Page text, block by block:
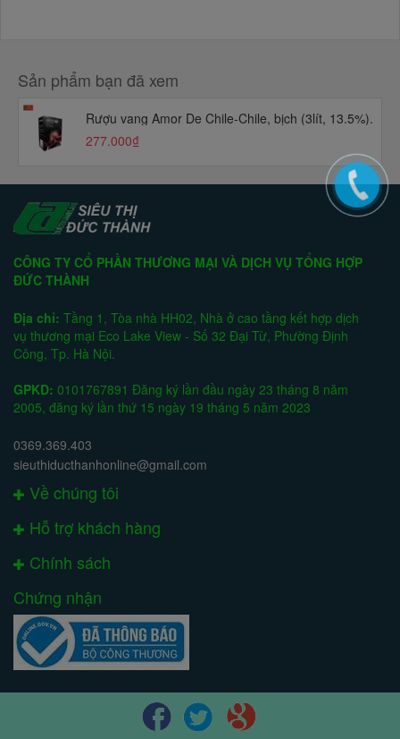
Sản phẩm bạn đã xem
Rượu vang Amor De Chile-Chile, bịch (3lít, 13.5%).
277.000₫
CÔNG TY CỔ PHẦN THƯƠNG MẠI VÀ DỊCH VỤ TỔNG HỢP
ĐỨC THÀNH
Địa chỉ: Tầng 1, Tòa nhà HH02, Nhà ở cao tầng kết hợp dịch
vụ thương mại Eco Lake View - Số 32 Đại Từ, Phường Định
Công, Tp. Hà Nội.
GPKD: 0101767891 Đăng ký lần đầu ngày 23 tháng 8 năm
2005, đăng ký lần thứ 15 ngày 19 tháng 5 năm 2023
0369.369.403
sieuthiducthanhonline@gmail.com
Về chúng tôi
Hỗ trợ khách hàng
Chính sách
Chứng nhận